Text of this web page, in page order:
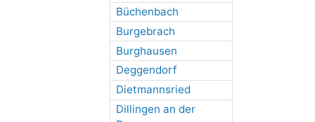
Büchenbach
Burgebrach
Burghausen
Deggendorf
Dietmannsried
Dillingen an der